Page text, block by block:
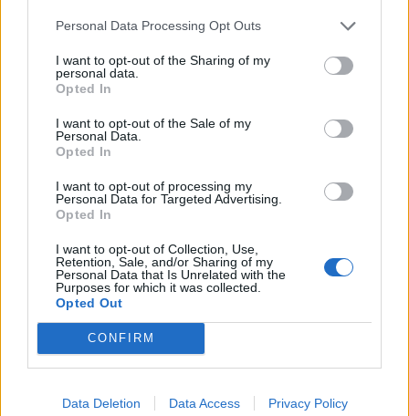
Personal Data Processing Opt Outs
I want to opt-out of the Sharing of my
personal data.
Opted In
I want to opt-out of the Sale of my
Personal Data.
Opted In
I want to opt-out of processing my
Personal Data for Targeted Advertising.
Opted In
I want to opt-out of Collection, Use,
Retention, Sale, and/or Sharing of my
Personal Data that Is Unrelated with the
Purposes for which it was collected.
Opted Out
CONFIRM
Data Deletion Data Access Privacy Policy
Ζωοδόχου Πηγής
ΜΥΤΙΛΗΝΗ
Κολυμβητήριο στη συνάντηση
Κουφέλου με το ΤΕΕ
Πολεοδομικός σχεδιασμός,
στελέχωση των τεχνικών
υπηρεσιών βρέθηκαν επίσης στην
ατζέντα της συζήτησης
ΑΥΤΟΔΙΟΙΚΗΣΗ
Στην Περιφέρεια το αίτημα
ενίσχυσης των εθελοντών του
Πλωμαρίου
Ο Θεόδωρος Βαλσαμίδης προτείνει
την αγορά πλήρως εξοπλισμένου
οχήματος 4x4 και την παραχώρησή
του στο κλιμάκιο